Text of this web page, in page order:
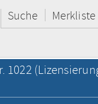
Suche Merkliste
1022